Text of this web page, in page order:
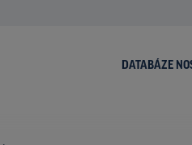
DATABÁZE